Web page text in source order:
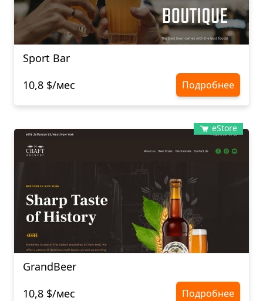
Sport Bar
10,8 $/мес
Подробнее
eStore
GrandBeer
10,8 $/мес
Подробнее